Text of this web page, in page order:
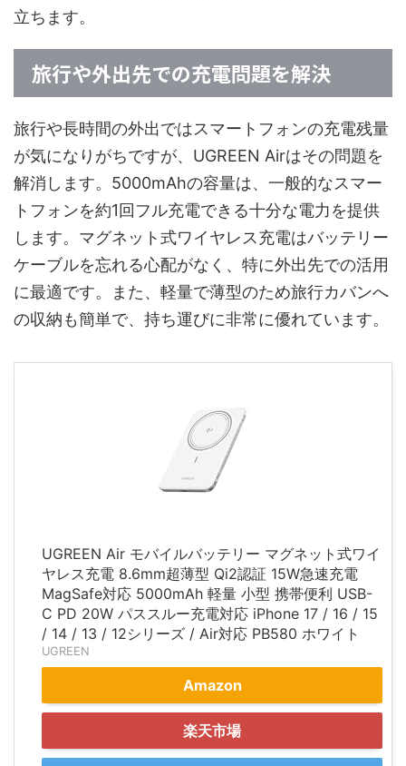
立ちます。
旅行や外出先での充電問題を解決
旅行や長時間の外出ではスマートフォンの充電残量
が気になりがちですが、UGREEN Airはその問題を
解消します。5000mAhの容量は、一般的なスマー
トフォンを約1回フル充電できる十分な電力を提供
します。マグネット式ワイヤレス充電はバッテリー
ケーブルを忘れる心配がなく、特に外出先での活用
に最適です。また、軽量で薄型のため旅行カバンへ
の収納も簡単で、持ち運びに非常に優れています。
UGREEN Air モバイルバッテリー マグネット式ワイ
ヤレス充電 8.6mm超薄型 Qi2認証 15W急速充電
MagSafe対応 5000mAh 軽量 小型 携帯便利 USB-
C PD 20W パススルー充電対応 iPhone 17 / 16 / 15
/ 14 / 13 / 12シリーズ / Air対応 PB580 ホワイト
UGREEN
Amazon
楽天市場